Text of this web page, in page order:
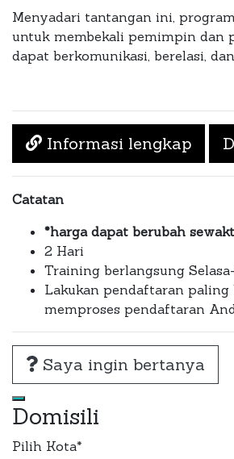
Menyadari tantangan ini,
untuk membekali pemimpin dan
dapat berkomunikasi, berelasi,
Informasi lengkap
Catatan
*harga dapat berubah
2 Hari
Training berlangsung
Lakukan pendaftaran paling
memproses pendaftaran
Saya ingin bertanya
Domisili
Pilih Kota*